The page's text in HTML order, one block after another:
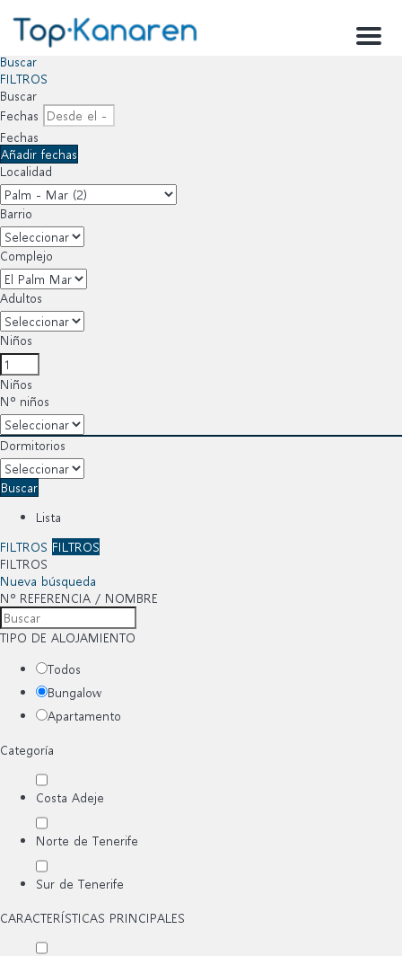
Menu
Buscar
FILTROS
Buscar
Fechas
Fechas
Añadir fechas
Localidad
Barrio
Complejo
Adultos
Niños
Niños
Nº niños
Dormitorios
Buscar
Lista
FILTROS FILTROS
FILTROS
Nueva búsqueda
Nº REFERENCIA / NOMBRE
TIPO DE ALOJAMIENTO
Todos
Bungalow
Apartamento
Categoría
Costa Adeje
Norte de Tenerife
Sur de Tenerife
CARACTERÍSTICAS PRINCIPALES